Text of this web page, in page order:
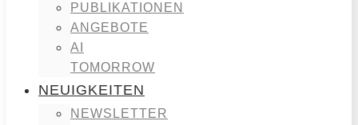
PUBLIKATIONEN
ANGEBOTE
AI
TOMORROW
NEUIGKEITEN
NEWSLETTER